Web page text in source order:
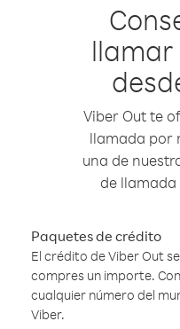
llamar
Viber Out te
llamada por
una de
de
Paquetes de crédito
El crédito de Viber Out
compres un importe.
cualquier número del
Viber.